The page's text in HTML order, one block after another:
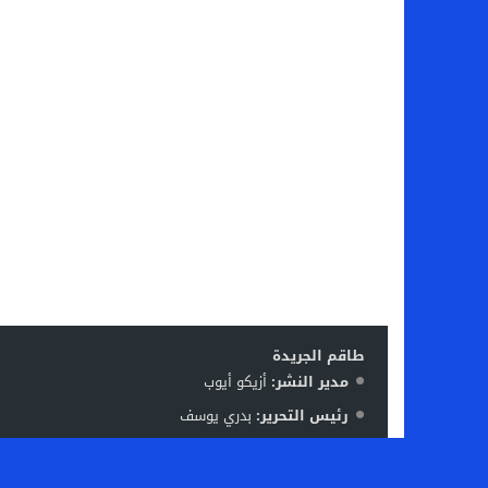
طاقم الجريدة
مدير النشر: أزيكو أيوب
رئيس التحرير: بدري يوسف